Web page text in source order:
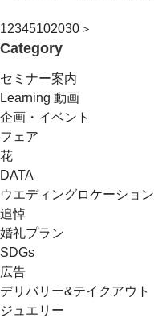
12345102030 ＞
Category
セミナー案内
Learning 動画
企画・イベント
フェア
花
DATA
ウエディングロケーション
追悼
婚礼プラン
SDGs
広告
デリバリー&テイクアウト
ジュエリー